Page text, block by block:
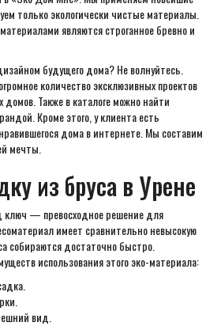
только экологически чистые материалы.
являются строганное бревно и
будущего дома? Не волнуйтесь.
количество эксклюзивных проектов
Также в каталоге можно найти
Кроме этого, у клиента есть
дома в интернете. Мы составим
мечты.
из бруса в Урене
ключ — превосходное решение для
имеет сравнительно невысокую
собираются достаточно быстро.
использования этого эко-материала:
вид.